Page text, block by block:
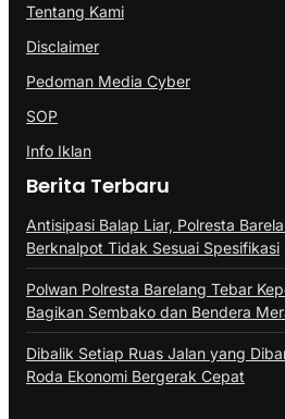
Tentang Kami
Disclaimer
Pedoman Media Cyber
SOP
Info Iklan
Berita Terbaru
Antisipasi Balap Liar, Polresta
Berknalpot Tidak Sesuai Spesifikasi
Polwan Polresta Barelang Tebar
Bagikan Sembako dan Bendera
Dibalik Setiap Ruas Jalan yang
Roda Ekonomi Bergerak Cepat